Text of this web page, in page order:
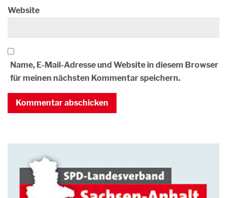
Website
Name, E-Mail-Adresse und Website in diesem Browser
für meinen nächsten Kommentar speichern.